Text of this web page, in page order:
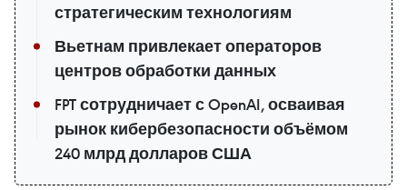
стратегическим технологиям
Вьетнам привлекает операторов
центров обработки данных
FPT сотрудничает с OpenAI, осваивая
рынок кибербезопасности объёмом
240 млрд долларов США